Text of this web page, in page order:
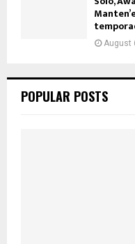
August
POPULAR POSTS